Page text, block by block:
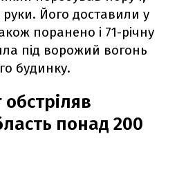
Його доставили у
поранено і 71-річну
під ворожий вогонь
будинку.
понад 200